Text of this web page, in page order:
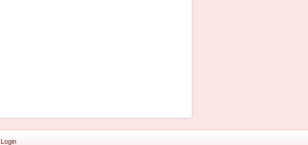
Login